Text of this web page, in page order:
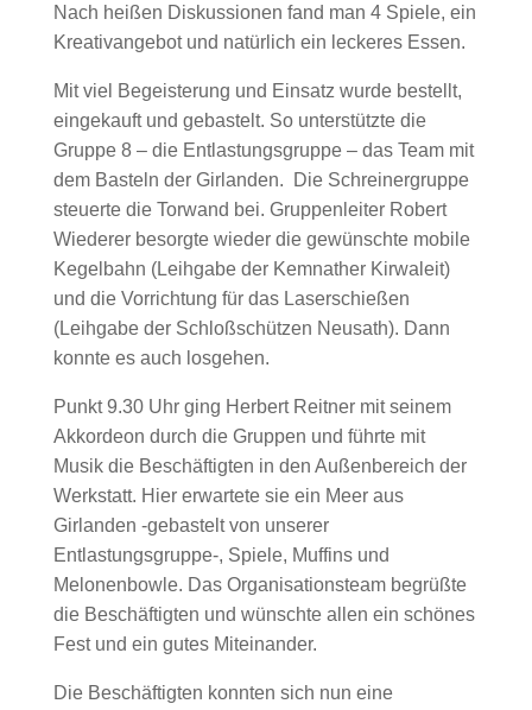
Nach heißen Diskussionen fand man 4 Spiele, ein
Kreativangebot und natürlich ein leckeres Essen.
Mit viel Begeisterung und Einsatz wurde bestellt,
eingekauft und gebastelt. So unterstützte die
Gruppe 8 – die Entlastungsgruppe – das Team mit
dem Basteln der Girlanden. Die Schreinergruppe
steuerte die Torwand bei. Gruppenleiter Robert
Wiederer besorgte wieder die gewünschte mobile
Kegelbahn (Leihgabe der Kemnather Kirwaleit)
und die Vorrichtung für das Laserschießen
(Leihgabe der Schloßschützen Neusath). Dann
konnte es auch losgehen.
Punkt 9.30 Uhr ging Herbert Reitner mit seinem
Akkordeon durch die Gruppen und führte mit
Musik die Beschäftigten in den Außenbereich der
Werkstatt. Hier erwartete sie ein Meer aus
Girlanden -gebastelt von unserer
Entlastungsgruppe-, Spiele, Muffins und
Melonenbowle. Das Organisationsteam begrüßte
die Beschäftigten und wünschte allen ein schönes
Fest und ein gutes Miteinander.
Die Beschäftigten konnten sich nun eine